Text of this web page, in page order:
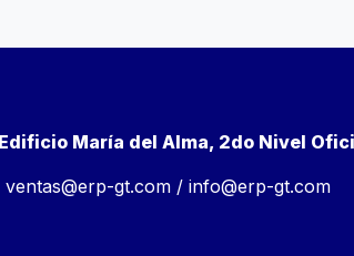
María del Alma, 2do Nivel
ventas@erp-gt.com /info@erp-gt.com